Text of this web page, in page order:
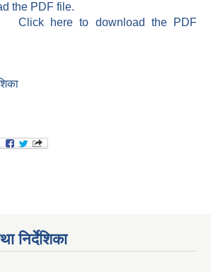
the PDF file.
Click here to download the PDF
निर्देशिका